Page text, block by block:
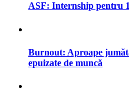
ASF: Internship pentru
Burnout: Aproape
epuizate de muncă